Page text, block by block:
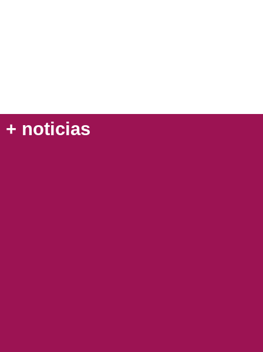
+ noticias